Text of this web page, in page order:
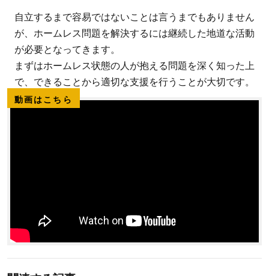
自立するまで容易ではないことは言うまでもありません
が、ホームレス問題を解決するには継続した地道な活動
が必要となってきます。
まずはホームレス状態の人が抱える問題を深く知った上
で、できることから適切な支援を行うことが大切です。
動画はこちら